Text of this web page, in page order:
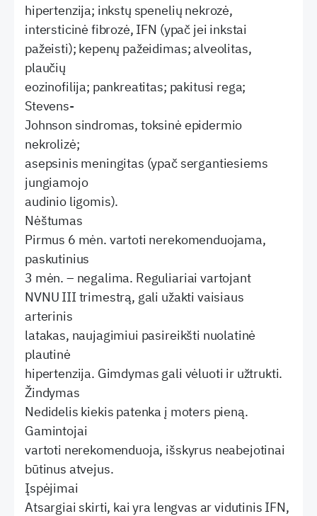
hipertenzija; inkstų spenelių nekrozė,
intersticinė fibrozė, IFN (ypač jei inkstai
pažeisti); kepenų pažeidimas; alveolitas,
plaučių
eozinofilija; pankreatitas; pakitusi rega;
Stevens-
Johnson sindromas, toksinė epidermio
nekrolizė;
asepsinis meningitas (ypač sergantiesiems
jungiamojo
audinio ligomis).
Nėštumas
Pirmus 6 mėn. vartoti nerekomenduojama,
paskutinius
3 mėn. – negalima. Reguliariai vartojant
NVNU III trimestrą, gali užakti vaisiaus
arterinis
latakas, naujagimiui pasireikšti nuolatinė
plautinė
hipertenzija. Gimdymas gali vėluoti ir užtrukti.
Žindymas
Nedidelis kiekis patenka į moters pieną.
Gamintojai
vartoti nerekomenduoja, išskyrus neabejotinai
būtinus atvejus.
Įspėjimai
Atsargiai skirti, kai yra lengvas ar vidutinis IFN,